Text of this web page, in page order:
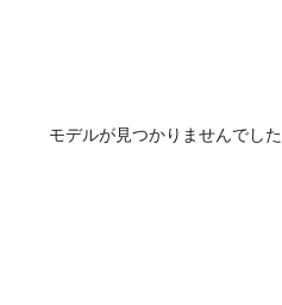
モデルが見つかりませんでした